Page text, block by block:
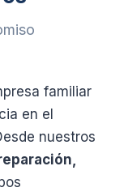
familiar
en el
nuestros